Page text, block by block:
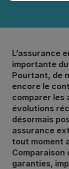
L’assurance
importante
Pourtant, de
encore le
comparer les
évolutions
désormais
assurance
tout moment
Comparaison
garanties,